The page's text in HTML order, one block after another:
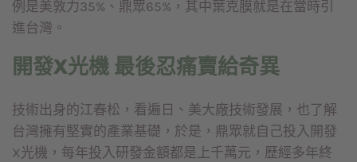
例是美敦力35%、鼎眾65%，其中葉克膜就是在當時引
進台灣。
開發X光機 最後忍痛賣給奇異
技術出身的江春松，看遍日、美大廠技術發展，也了解
台灣擁有堅實的產業基礎，於是，鼎眾就自己投入開發
X光機，每年投入研發金額都是上千萬元，歷經多年終